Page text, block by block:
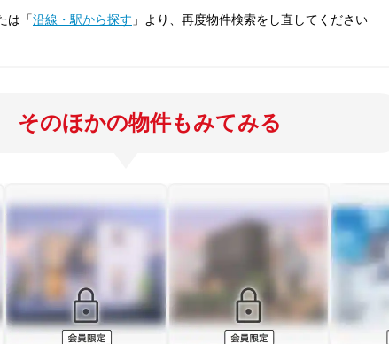
は 「沿線・駅から探す 」 より、再度物件検索をし直してください
そのほかの物件もみてみる